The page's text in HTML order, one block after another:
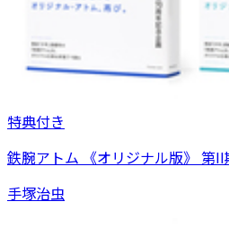
特典付き
鉄腕アトム 《オリジナル版》 第
手塚治虫